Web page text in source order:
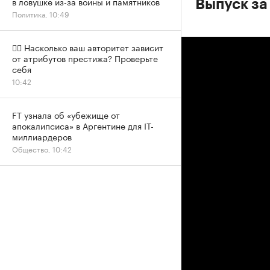
Выпуск
Политика, 10:49
✍🏻 Насколько ваш авторитет зависит
от атрибутов престижа? Проверьте
себя
10:42
FT узнала об «убежище от
апокалипсиса» в Аргентине для IT-
миллиардеров
Общество, 10:42